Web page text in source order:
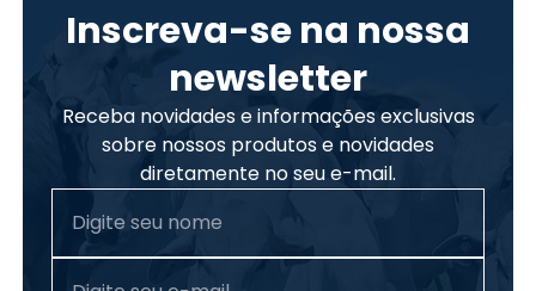
Inscreva-se na nossa
newsletter
Receba novidades e informações exclusivas
sobre nossos produtos e novidades
diretamente no seu e-mail.